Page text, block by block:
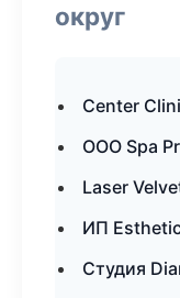
округ
Center
ООО Spa
Laser
ИП
Студия